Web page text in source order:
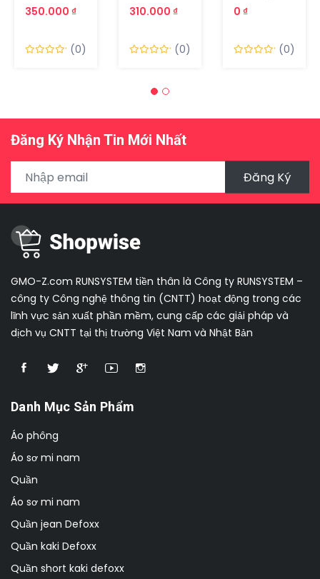
350.000 ₫
(0)
310.000 ₫
(0)
0 ₫
(0)
Đăng Ký Nhận Tin Mới Nhất
Đăng Ký
GMO-Z.com RUNSYSTEM tiền thân là Công ty RUNSYSTEM –
công ty Công nghệ thông tin (CNTT) hoạt động trong các
lĩnh vực sản xuất phần mềm, cung cấp các giải pháp và
dịch vụ CNTT tại thị trường Việt Nam và Nhật Bản
Danh Mục Sản Phẩm
Áo phông
Áo sơ mi nam
Quần
Áo sơ mi nam
Quần jean Defoxx
Quần kaki Defoxx
Quần short kaki defoxx